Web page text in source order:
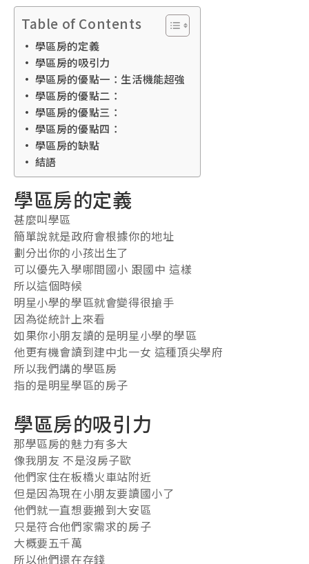
Table of Contents
學區房的定義
學區房的吸引力
學區房的優點一：生活機能超強
學區房的優點二：
學區房的優點三：
學區房的優點四：
學區房的缺點
結語
學區房的定義
甚麼叫學區
簡單說就是政府會根據你的地址
劃分出你的小孩出生了
可以優先入學哪間國小 跟國中 這樣
所以這個時候
明星小學的學區就會變得很搶手
因為從統計上來看
如果你小朋友讀的是明星小學的學區
他更有機會讀到建中北一女 這種頂尖學府
所以我們講的學區房
指的是明星學區的房子
學區房的吸引力
那學區房的魅力有多大
像我朋友 不是沒房子歐
他們家住在板橋火車站附近
但是因為現在小朋友要讀國小了
他們就一直想要搬到大安區
只是符合他們家需求的房子
大概要五千萬
所以他們還在存錢